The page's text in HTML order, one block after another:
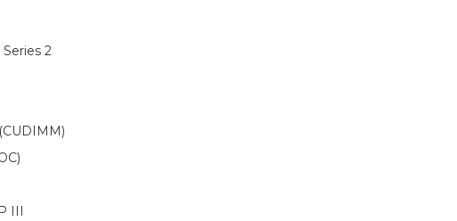
2
III